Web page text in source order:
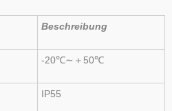
Beschreibung
-20℃∼ ＋ 50℃
IP55